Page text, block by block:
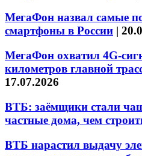
МегаФон назвал самые
смартфоны в России |
МегаФон охватил 4G-
километров главной
17.07.2026
ВТБ: заёмщики стали
частные дома, чем
ВТБ нарастил выдачу